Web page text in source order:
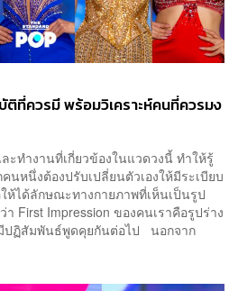
ที่ควรมี พร้อมวิเคราะห์คนที่ควรมง
ทำงานที่เกี่ยวข้องในแวดวงนี้ ทำให้รู้
คนหนึ่งต้องปรับเปลี่ยนตัวเองให้มีระเบียบ
ห้ได้ลักษณะทางกายภาพที่เห็นเป็นรูป
า First Impression ของคนเราคือรูปร่าง
ปฏิสัมพันธ์พูดคุยกันต่อไป นอกจาก